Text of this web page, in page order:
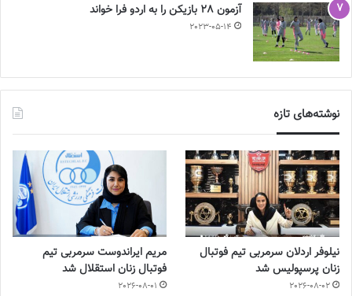
آزمون 28 بازیکن را به اردو فرا خواند
2023-05-14
نوشته‌های تازه
نیلوفر اردلان سرمربی تیم فوتبال
زنان پرسپولیس شد
2026-08-02
مریم ایراندوست سرمربی تیم
فوتبال زنان استقلال شد
2026-08-01